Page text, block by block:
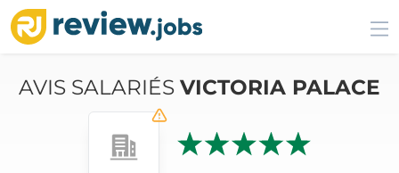
AVIS SALARIÉS VICTORIA PALACE